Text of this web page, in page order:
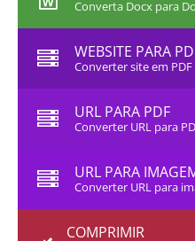
Converta Docx para
WEBSITE PARA
Converter site em PDF
URL PARA PDF
Converter URL para
URL PARA
Converter URL para
COMPRIMIR